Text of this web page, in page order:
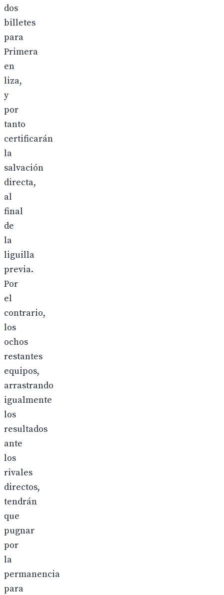
dos
billetes
para
Primera
en
liza,
y
por
tanto
certificarán
la
salvación
directa,
al
final
de
la
liguilla
previa.
Por
el
contrario,
los
ochos
restantes
equipos,
arrastrando
igualmente
los
resultados
ante
los
rivales
directos,
tendrán
que
pugnar
por
la
permanencia
para